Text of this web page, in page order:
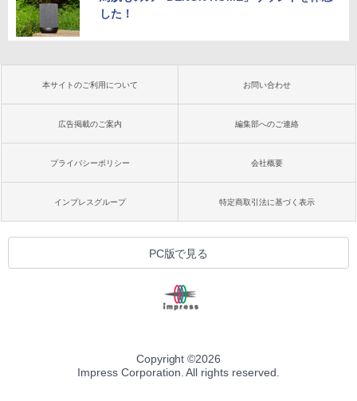
した！
本サイトのご利用について お問い合わせ
広告掲載のご案内 編集部へのご連絡
プライバシーポリシー 会社概要
インプレスグループ 特定商取引法に基づく表示
PC版で見る
Copyright ©2026
Impress Corporation. All rights reserved.